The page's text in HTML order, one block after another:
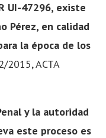
UI-47296, existe
Pérez, en calidad
la época de los
2015, ACTA
y la autoridad
este proceso es